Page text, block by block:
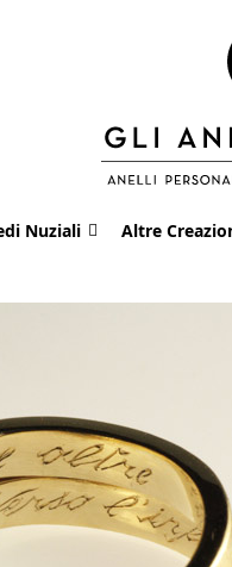
Nuziali Altre